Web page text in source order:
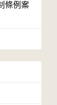
條例案